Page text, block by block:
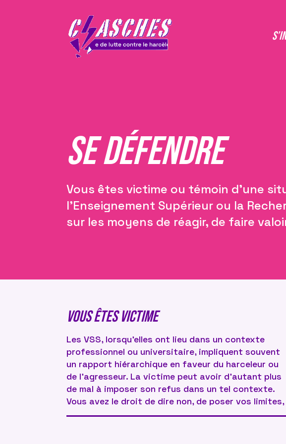
Se défendre
Vous êtes victime ou témoin d’une
l’Enseignement Supérieur ou la
sur les moyens de réagir, de faire
VOUS ÊTES VICTIME
Les VSS, lorsqu’elles ont lieu dans un contexte
professionnel ou universitaire, impliquent souvent
un rapport hiérarchique en faveur du harceleur ou
de l’agresseur. La victime peut avoir d’autant plus
de mal à imposer son refus dans un tel contexte.
Vous avez le droit de dire non, de poser vos limites,
y compris à un professeur, un collègue, un supérieur